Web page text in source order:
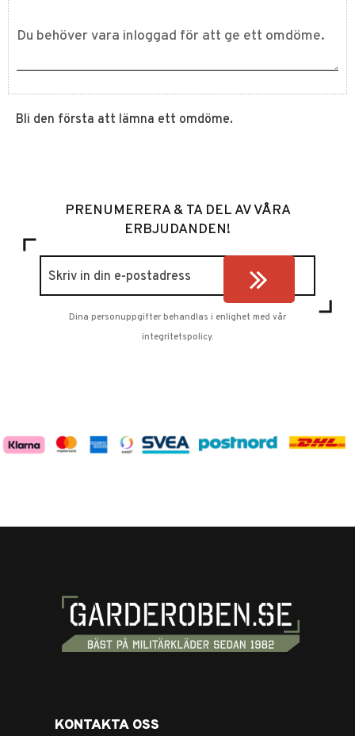
Bli den första att lämna ett omdöme.
PRENUMERERA & TA DEL AV VÅRA
ERBJUDANDEN!
Dina personuppgifter behandlas i enlighet med vår
integritetspolicy.
KONTAKTA OSS